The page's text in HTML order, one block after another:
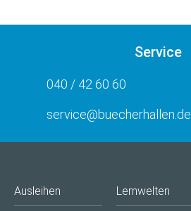
Service
040 / 42 60 60
service@buecherhallen.de
Ausleihen Lernwelten